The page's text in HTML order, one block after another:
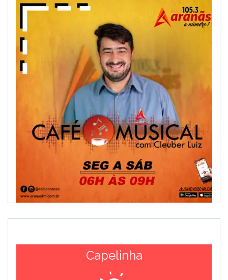
Capelinha